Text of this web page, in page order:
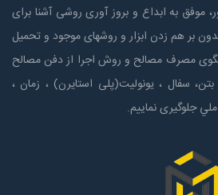
موفق به ابداع و بروز آوری روشی آشنا برای
بر هم زدن ابزار و روشهای موجود و تحمیل
مصرف مصالح و روش اجرا از دفن مصالح
بتن، سفال ، یونولیت(پلی استايرن) ، زمان ،
جلوگیری نماییم.